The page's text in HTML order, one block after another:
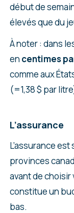
début de
élevés que du
À noter : dans
en centimes
comme aux
(=1,38 $ par
L’assurance
L’assurance
provinces
avant de choisir
constitue un
bas.